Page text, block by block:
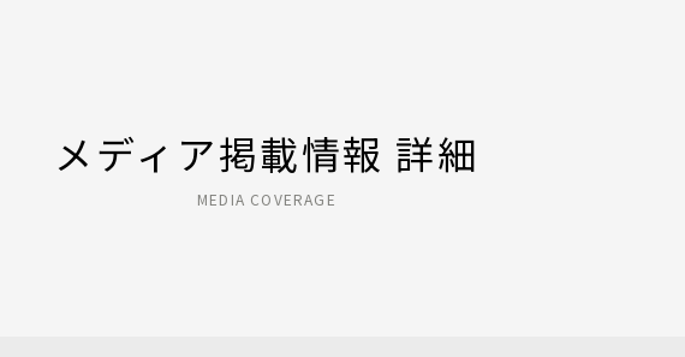
メディア掲載情報 詳細
MEDIA COVERAGE